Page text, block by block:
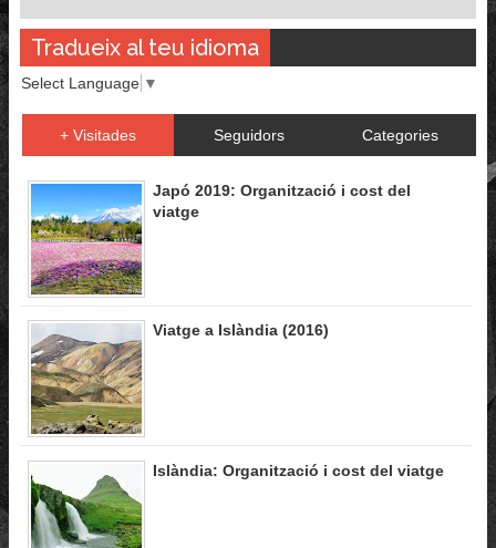
Tradueix al teu idioma
Select Language ▼
+ Visitades Seguidors Categories
Japó 2019: Organització i cost del
viatge
Viatge a Islàndia (2016)
Islàndia: Organització i cost del viatge